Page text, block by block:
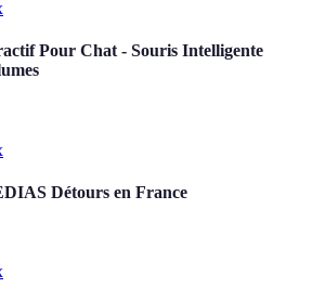
Pour Chat - Souris Intelligente
Détours en France